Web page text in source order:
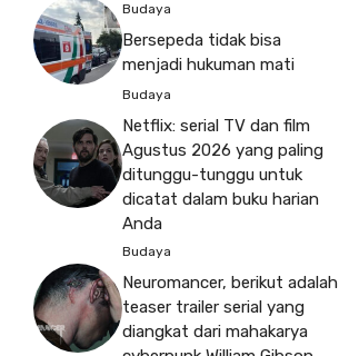
Budaya
Bersepeda tidak bisa
menjadi hukuman mati
Budaya
Netflix: serial TV dan film
Agustus 2026 yang paling
ditunggu-tunggu untuk
dicatat dalam buku harian
Anda
Budaya
Neuromancer, berikut adalah
teaser trailer serial yang
diangkat dari mahakarya